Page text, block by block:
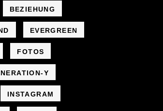
BEZIEHUNG
EVERGREEN
FOTOS
Y
INSTAGRAM